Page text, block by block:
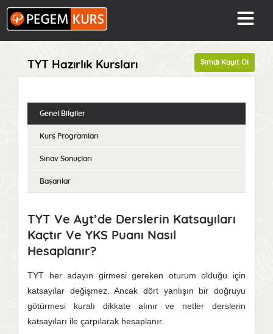
TYT Hazırlık Kursları Şimdi Kayıt Ol
Genel Bilgiler
Kurs Programları
Sınav Sonuçları
Başarılar
TYT Ve Ayt’de Derslerin Katsayıları
Kaçtır Ve YKS Puanı Nasıl
Hesaplanır?
TYT her adayın girmesi gereken oturum olduğu için
katsayılar değişmez. Ancak dört yanlışın bir doğruyu
götürmesi kuralı dikkate alınır ve netler derslerin
katsayıları ile çarpılarak hesaplanır.